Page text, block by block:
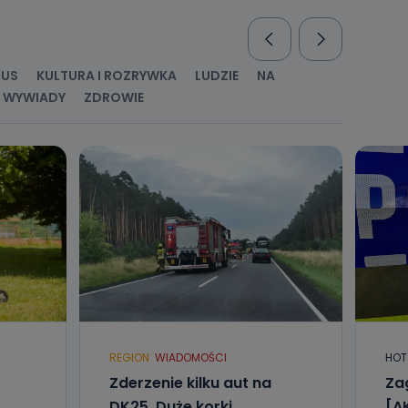
KULTURA I ROZRYWKA LUDZIE
NA
WYWIADY ZDROWIE
REGION WIADOMOŚCI
Zderzenie kilku aut na
HOT